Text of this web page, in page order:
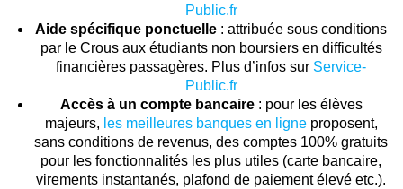
Public.fr
Aide spécifique ponctuelle : attribuée sous conditions
par le Crous aux étudiants non boursiers en difficultés
financières passagères. Plus d’infos sur Service-
Public.fr
Accès à un compte bancaire: pour les élèves
majeurs, les meilleures banques en ligneproposent,
sans conditions de revenus, des comptes 100% gratuits
pour les fonctionnalités les plus utiles (carte bancaire,
virements instantanés, plafond de paiement élevé etc.).